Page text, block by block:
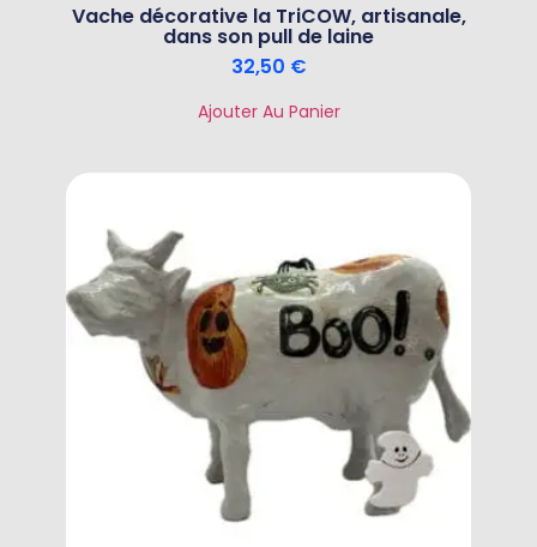
Vache décorative la TriCOW, artisanale,
dans son pull de laine
32,50 €
Ajouter Au Panier